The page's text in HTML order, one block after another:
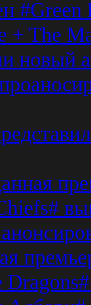
#Green
+ The
новый